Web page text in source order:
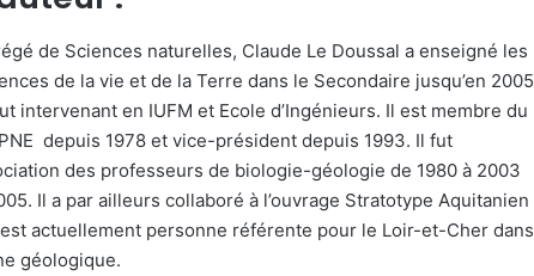
de Sciences naturelles, Claude Le Doussal a enseigné les
de la vie et de la Terre dans le Secondaire jusqu’en 2005
intervenant en IUFM et Ecole d’Ingénieurs. Il est membre du
depuis 1978 et vice-président depuis 1993. Il fut
des professeurs de biologie-géologie de 1980 à 2003
Il a par ailleurs collaboré à l’ouvrage Stratotype Aquitanien
actuellement personne référente pour le Loir-et-Cher dans
géologique.